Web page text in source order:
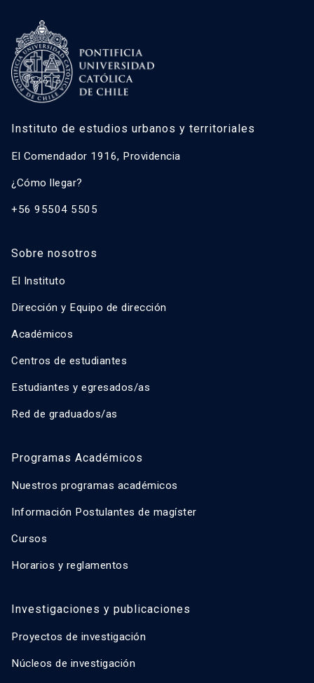
Instituto de estudios urbanos y territoriales
El Comendador 1916, Providencia
¿Cómo llegar?
+56 95504 5505
Sobre nosotros
El Instituto
Dirección y Equipo de dirección
Académicos
Centros de estudiantes
Estudiantes y egresados/as
Red de graduados/as
Programas Académicos
Nuestros programas académicos
Información Postulantes de magíster
Cursos
Horarios y reglamentos
Investigaciones y publicaciones
Proyectos de investigación
Núcleos de investigación